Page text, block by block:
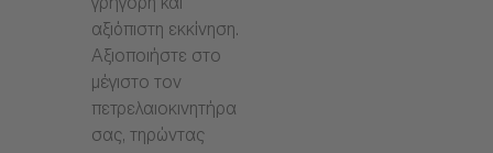
γρήγορη και
αξιόπιστη εκκίνηση.
Αξιοποιήστε στο
μέγιστο τον
πετρελαιοκινητήρα
σας, τηρώντας